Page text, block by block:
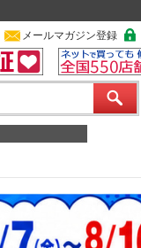
メールマガジン登録